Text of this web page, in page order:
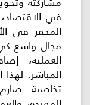
المشاريع
الاستثمارات
المركز
الإعلامي
في
المحفز في
مجال واسع
العملية،
المباشر.
تخاصية